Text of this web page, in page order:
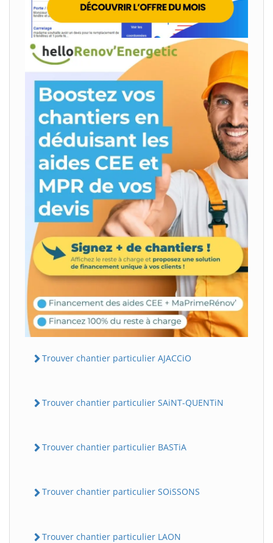
Trouver chantier particulier AJACCiO
Trouver chantier particulier SAiNT-QUENTiN
Trouver chantier particulier BASTiA
Trouver chantier particulier SOiSSONS
Trouver chantier particulier LAON